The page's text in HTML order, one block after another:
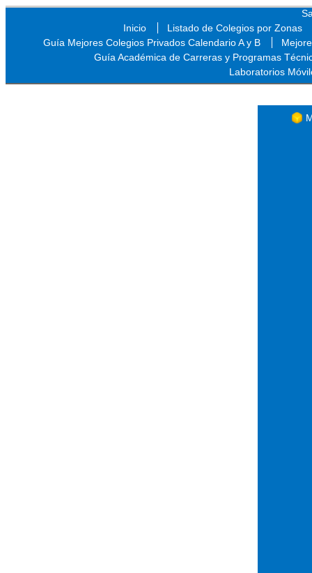
Inicio
Listado de Colegios por Zonas
Guía Mejores Colegios Privados Calendario A y B
Guía Académica de Carreras y Programas
Laboratorios